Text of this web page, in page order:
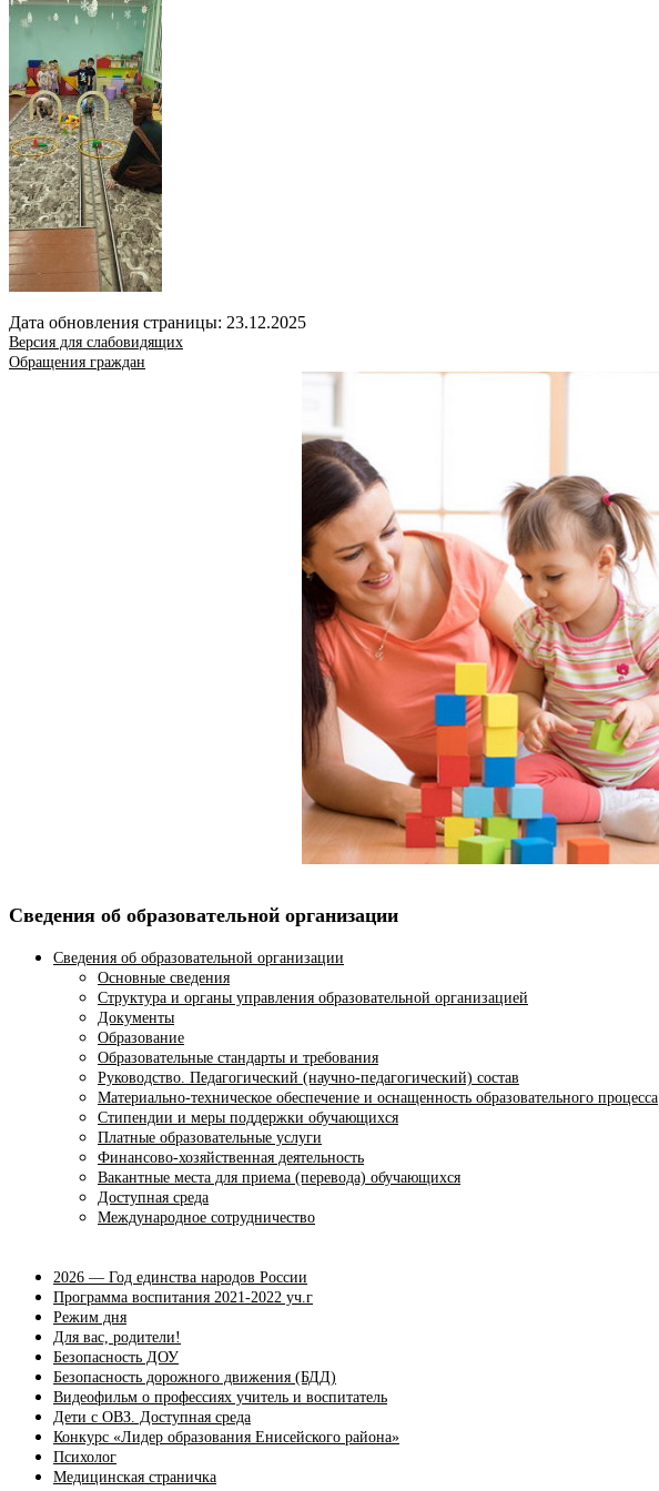
Дата обновления страницы: 23.12.2025
Версия для слабовидящих
Обращения граждан
Сведения об образовательной организации
Сведения об образовательной организации
Основные сведения
Структура и органы управления образовательной организацией
Документы
Образование
Образовательные стандарты и требования
Руководство. Педагогический (научно-педагогический) состав
Материально-техническое обеспечение и оснащенность образовательного процесса
Стипендии и меры поддержки обучающихся
Платные образовательные услуги
Финансово-хозяйственная деятельность
Вакантные места для приема (перевода) обучающихся
Доступная среда
Международное сотрудничество
2026 — Год единства народов России
Программа воспитания 2021-2022 уч.г
Режим дня
Для вас, родители!
Безопасность ДОУ
Безопасность дорожного движения (БДД)
Видеофильм о профессиях учитель и воспитатель
Дети с ОВЗ. Доступная среда
Конкурс «Лидер образования Енисейского района»
Психолог
Медицинская страничка